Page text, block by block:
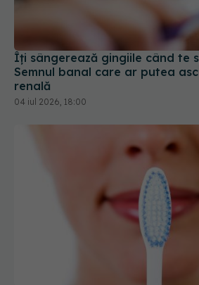
Îți sângerează gingiile când te
Semnul banal care ar putea
renală
04 iul 2026, 18:00